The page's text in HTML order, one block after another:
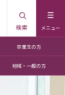
メニュー
検索
卒業生の方
地域・一般の方